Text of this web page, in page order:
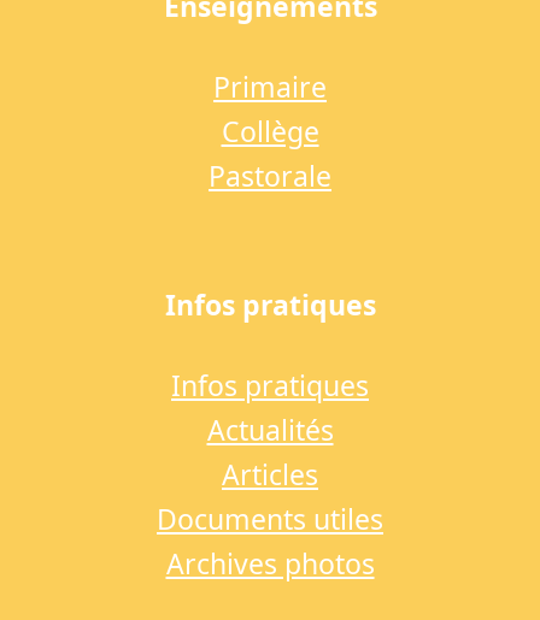
Primaire
Collège
Pastorale
Infos pratiques
Infos pratiques
Actualités
Articles
Documents utiles
Archives photos